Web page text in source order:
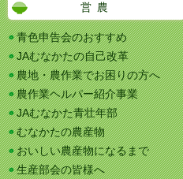
営農
青色申告会のおすすめ
JAむなかたの自己改革
農地・農作業でお困りの方へ
農作業ヘルパー紹介事業
JAむなかた青壮年部
むなかたの農産物
おいしい農産物になるまで
生産部会の皆様へ